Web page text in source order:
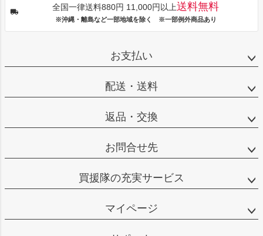
全国一律送料880円 11,000円以上送料無料
※沖縄・離島など一部地域を除く ※一部例外商品あり
お支払い
配送・送料
返品・交換
お問合せ先
買援隊の充実サービス
マイページ